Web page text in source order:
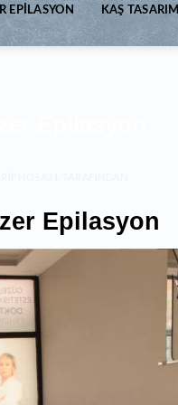
EPILASYON KAŞ TASARIM
Epilasyon